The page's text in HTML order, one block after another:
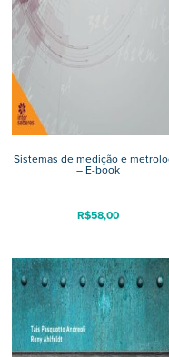
Sistemas de medição e
– E-book
R$58,00